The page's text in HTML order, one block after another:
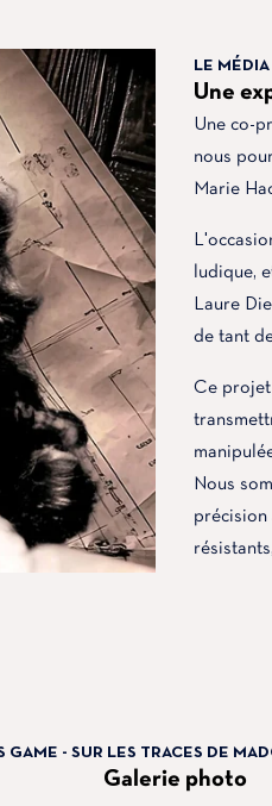
Une
LE
Une co-
nous
Marie
ludique,
Laure
de tant
Ce projet
Nous
précision
Galerie photo
GAME - SUR LES TRACES DE